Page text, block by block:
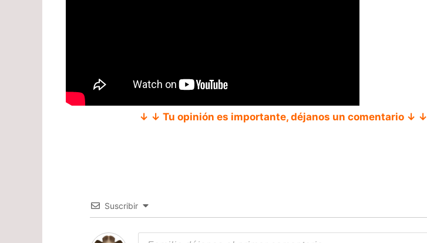
↓ ↓ Tu opinión es importante, déjanos un comentario ↓ ↓
Suscribir